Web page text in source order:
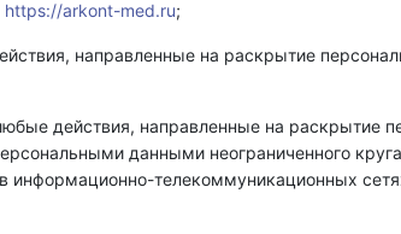
https://arkont-med.ru;
направленные на раскрытие
действия, направленные на раскрытие
данными неограниченного
телекоммуникационных